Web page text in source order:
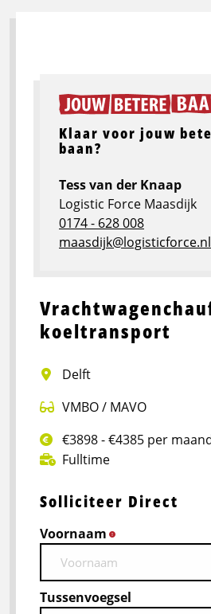
koeltransport
Delft
VMBO / MAVO
€3898 - €4385 per
Fulltime
Solliciteer Direct
Voornaam
Tussenvoegsel
Klaar voor jouw
baan?
Tess van der Knaap
Logistic Force Maasdijk
0174 - 628 008
maasdijk@logisticforce.nl